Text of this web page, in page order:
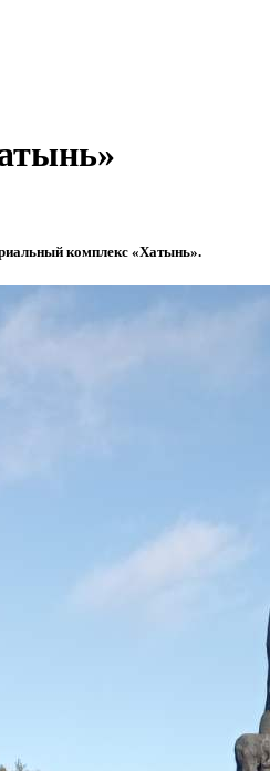
комплекс «Хатынь».